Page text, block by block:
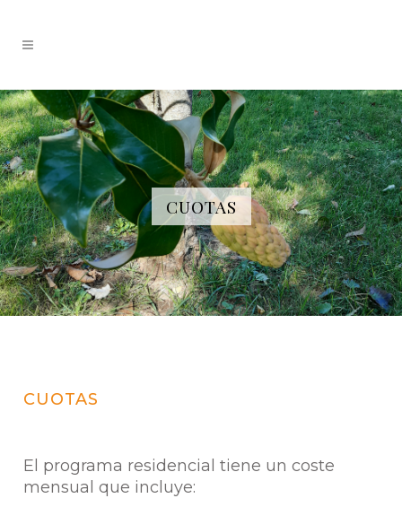
CUOTAS
CUOTAS
El programa residencial tiene un coste
mensual que incluye: